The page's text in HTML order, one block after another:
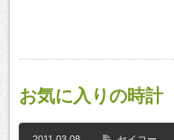
お気に入りの時計